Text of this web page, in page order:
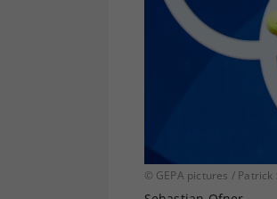
© GEPA pictures / Patrick